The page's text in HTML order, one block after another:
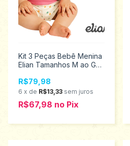
Kit 3 Peças Bebê Menina
Elian Tamanhos M ao GG
R$79,98
6 x de R$13,33 sem juros
R$67,98 no Pix